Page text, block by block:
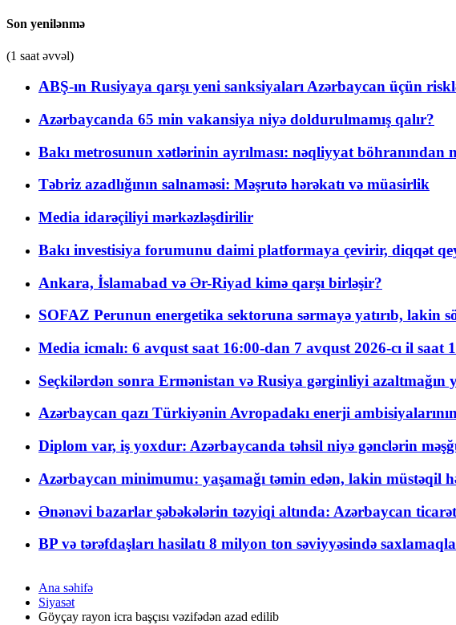
Son yenilənmə
(1 saat əvvəl)
ABŞ-ın Rusiyaya qarşı yeni sanksiyaları Azərbaycan üçün
Azərbaycanda 65 min vakansiya niyə doldurulmamış qalır?
Bakı metrosunun xətlərinin ayrılması: nəqliyyat böhranından
Təbriz azadlığının salnaməsi: Məşrutə hərəkatı və müasirlik
Media idarəçiliyi mərkəzləşdirilir
Bakı investisiya forumunu daimi platformaya çevirir, diqqət
Ankara, İslamabad və Ər-Riyad kimə qarşı birləşir?
SOFAZ Perunun energetika sektoruna sərmayə yatırıb, lakin
Media icmalı: 6 avqust saat 16:00-dan 7 avqust 2026-cı il saat
Seçkilərdən sonra Ermənistan və Rusiya gərginliyi azaltmağın
Azərbaycan qazı Türkiyənin Avropadakı enerji
Diplom var, iş yoxdur: Azərbaycanda təhsil niyə gənclərin
Azərbaycan minimumu: yaşamağı təmin edən, lakin müstəqil
Ənənəvi bazarlar şəbəkələrin təzyiqi altında: Azərbaycan
BP və tərəfdaşları hasilatı 8 milyon ton səviyyəsində
Ana səhifə
Siyasət
Göyçay rayon icra başçısı vəzifədən azad edilib